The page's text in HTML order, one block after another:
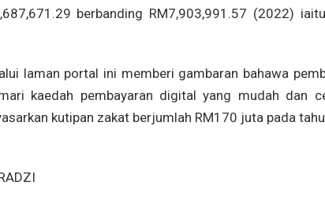
berbanding RM7,903,991.57 (2022)
laman portal ini memberi gambaran bahawa
kaedah pembayaran digital yang mudah dan
kutipan zakat berjumlah RM170 juta pada